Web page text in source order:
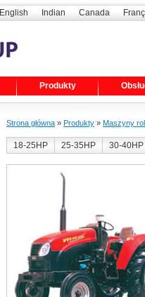
English Indian Canada
Produkty
Strona główna » Produkty » Maszyny
18-25HP 25-35HP 30-40HP